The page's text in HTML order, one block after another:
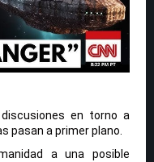
en torno a
pasan a primer plano.
a una posible